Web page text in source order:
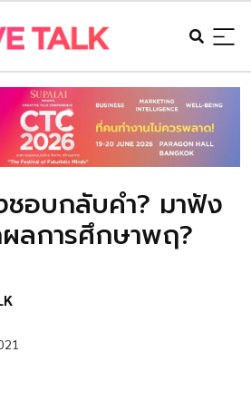
ชอบกลับคำ? มาฟัง
ลการศึกษาพฤ?